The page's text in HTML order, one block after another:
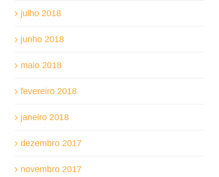
julho 2018
junho 2018
maio 2018
fevereiro 2018
janeiro 2018
dezembro 2017
novembro 2017